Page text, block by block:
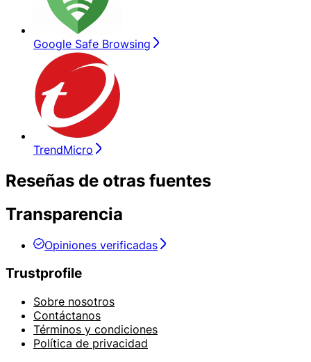
Google Safe Browsing
TrendMicro
Reseñas de otras fuentes
Transparencia
Opiniones verificadas
Trustprofile
Sobre nosotros
Contáctanos
Términos y condiciones
Política de privacidad